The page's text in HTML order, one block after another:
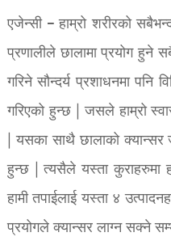
एजेन्सी – हाम्रो शरीरको
प्रणालीले छालामा प्रयोग हुने
गरिने सौन्दर्य प्रशाधनमा पनि
गरिएको हुन्छ | जसले हाम्रो
| यसका साथै छालाको
हुन्छ | त्यसैले यस्ता कुराहरुमा
हामी तपाईलाई यस्ता ४
प्रयोगले क्यान्सर लाग्न सक्ने